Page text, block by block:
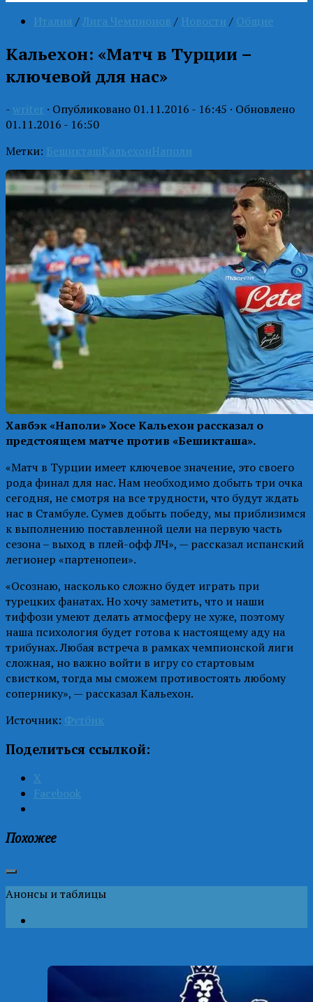
Италия /Лига Чемпионов / Новости / Общие
Кальехон: «Матч в Турции –
ключевой для нас»
- writer · Опубликовано 01.11.2016 - 16:45 · Обновлено
01.11.2016 - 16:50
Метки: БешикташКальехонНаполи
Хавбэк «Наполи» Хосе Кальехон рассказал о
предстоящем матче против «Бешикташа».
«Матч в Турции имеет ключевое значение, это своего
рода финал для нас. Нам необходимо добыть три очка
сегодня, не смотря на все трудности, что будут ждать
нас в Стамбуле. Сумев добыть победу, мы приблизимся
к выполнению поставленной цели на первую часть
сезона – выход в плей-офф ЛЧ», — рассказал испанский
легионер «партенопеи».
«Осознаю, насколько сложно будет играть при
турецких фанатах. Но хочу заметить, что и наши
тиффози умеют делать атмосферу не хуже, поэтому
наша психология будет готова к настоящему аду на
трибунах. Любая встреча в рамках чемпионской лиги
сложная, но важно войти в игру со стартовым
свистком, тогда мы сможем противостоять любому
сопернику», — рассказал Кальехон.
Источник: Футбик
Поделиться ссылкой:
X
Facebook
Похожее
Анонсы и таблицы